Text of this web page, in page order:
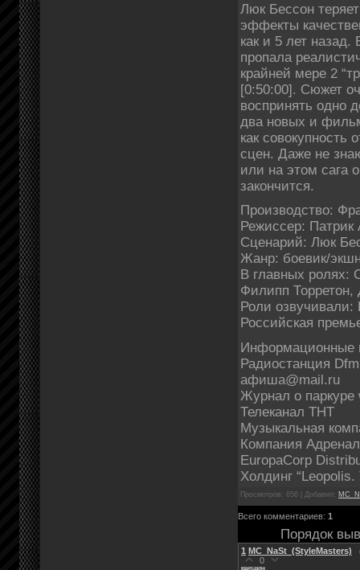
Люк Бессон
эффекты
как и 5 лет назад.
пропала
крайней мере 2
[0:50:00]. Сюжет
воспринять одно
два новых и
как совокупность
сцен. Даже не
или на этом сага
закончится.
Производство:
Режиссер: Патрик
Сценарий: Люк
Жанр: боевик/
В главных
Филипп
Роли
Российская
Информационные
Радиостанция Dfm
афиша@mail.ru
Журнал о паркуре
Телеканал ТНТ
Музыкальная
Компания
EuropaCorp
Холдинг “Leopolis.
Просмотров: 656 | Добавил:
Всего комментариев: 1
Порядок
1 MC_NaSt_(StyleMasters)
0